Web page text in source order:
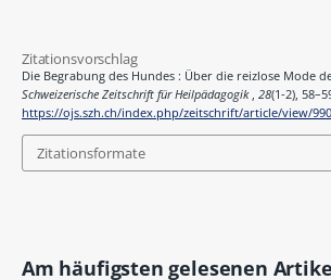
Zitationsvorschlag
Die Begrabung des Hundes : Über die reizlose Mode
Schweizerische Zeitschrift für Heilpädagogik , 28(1-2),
https://ojs.szh.ch/index.php/zeitschrift/article/view/990
Zitationsformate
Am häufigsten gelesenen